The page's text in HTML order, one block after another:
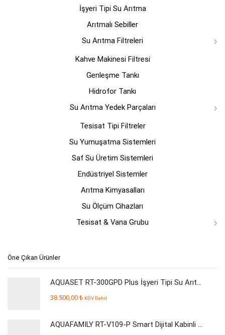
sayfasından
seçilebilir
İşyeri Tipi Su Arıtma
Arıtmalı Sebiller
Su Arıtma Filtreleri
Kahve Makinesi Filtresi
Genleşme Tankı
Hidrofor Tankı
Su Arıtma Yedek Parçaları
Tesisat Tipi Filtreler
Su Yumuşatma Sistemleri
Saf Su Üretim Sistemleri
Endüstriyel Sistemler
Arıtma Kimyasalları
Su Ölçüm Cihazları
Tesisat & Vana Grubu
Öne Çıkan Ürünler
AQUASET RT-300GPD Plus İşyeri Tipi Su Arıtma Cihazı
38.500,00 ₺ KDV Dahil
AQUAFAMILY RT-V109-P Smart Dijital Kabinli Pompalı Su Arıtma Cihazı